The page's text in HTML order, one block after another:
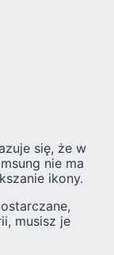
się, że w
nie ma
ikony.
musisz je